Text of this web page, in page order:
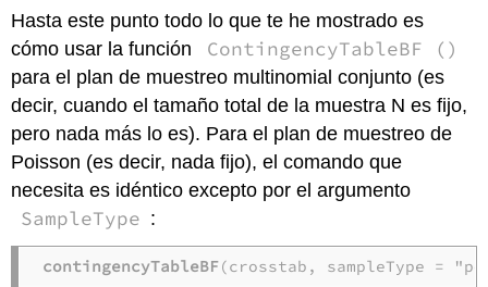
Hasta este punto todo lo que te he mostrado es
cómo usar la función
ContingencyTableBF ()
para el plan de muestreo multinomial conjunto (es
decir, cuando el tamaño total de la muestra N es fijo,
pero nada más lo es). Para el plan de muestreo de
Poisson (es decir, nada fijo), el comando que
necesita es idéntico excepto por el argumento
SampleType :
contingencyTableBF(crosstab, sampleType =